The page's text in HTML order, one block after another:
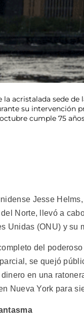
acristalada sede
su intervención
cumple 75
Jesse
Norte, llevó a
Unidas (ONU) y su
del
se quejó
en una
Nueva York para